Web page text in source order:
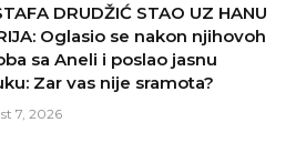
DRUDŽIĆ STAO UZ HANU
Oglasio se nakon njihovoh
sa Aneli i poslao jasnu
Zar vas nije sramota?
7, 2026